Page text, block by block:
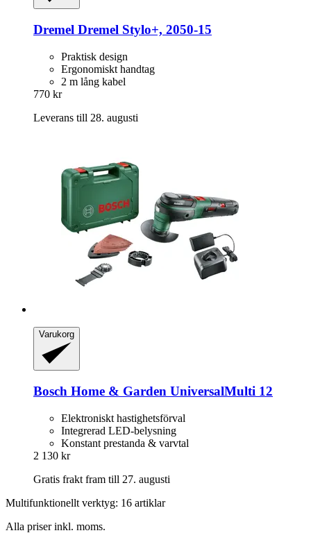
Dremel Dremel Stylo+, 2050-​15
Praktisk design
Ergonomiskt handtag
2 m lång kabel
770 kr
Leverans till 28. augusti
Varukorg
Bosch Home & Garden UniversalMulti 12
Elektroniskt hastighetsförval
Integrerad LED-belysning
Konstant prestanda & varvtal
2 130 kr
Gratis frakt fram till 27. augusti
Multifunktionellt verktyg: 16 artiklar
Alla priser inkl. moms.